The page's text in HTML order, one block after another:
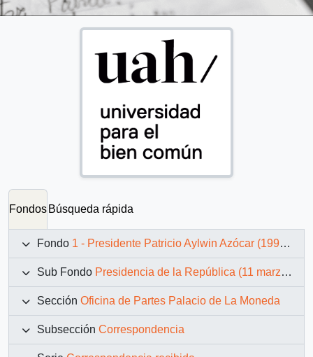
Fondos Búsqueda rápida
Fondo 1 - Presidente Patricio Aylwin Azócar (1990-1994)
Sub Fondo Presidencia de la República (11 marzo 1990 – 11 marzo 1994)
Sección Oficina de Partes Palacio de La Moneda
Subsección Correspondencia